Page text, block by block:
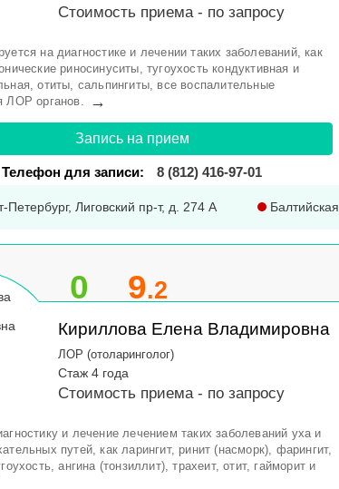
Стоимость приема - по запросу
на диагностике и лечении таких заболеваний, как
риносинуситы, тугоухость кондуктивная и
отиты, сальпингиты, все воспалительные
ЛОР органов.
→
Запись на прием
Телефон для записи: 8 (812) 416-97-01
Петербург, Лиговский пр-т, д. 274 А Балтийская
0 9.2
Кириллова Елена Владимировна
ЛОР (отоларинголог)
Стаж 4 года
Стоимость приема - по запросу
и лечение лечением таких заболеваний уха и
путей, как ларингит, ринит (насморк), фарингит,
ангина (тонзиллит), трахеит, отит, гайморит и